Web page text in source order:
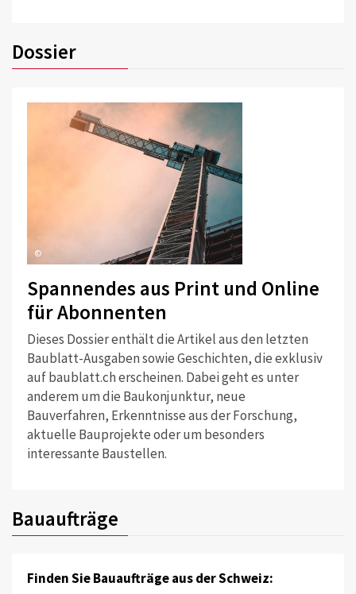
Dossier
©
Spannendes aus Print und Online
für Abonnenten
Dieses Dossier enthält die Artikel aus den letzten
Baublatt-Ausgaben sowie Geschichten, die exklusiv
auf baublatt.ch erscheinen. Dabei geht es unter
anderem um die Baukonjunktur, neue
Bauverfahren, Erkenntnisse aus der Forschung,
aktuelle Bauprojekte oder um besonders
interessante Baustellen.
Bauaufträge
Finden Sie Bauaufträge aus der Schweiz: